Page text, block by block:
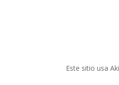
Este sitio usa